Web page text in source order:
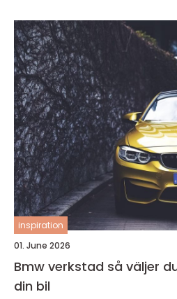
inspiration
01. June 2026
Bmw verkstad så väljer du rätt partner för
din bil